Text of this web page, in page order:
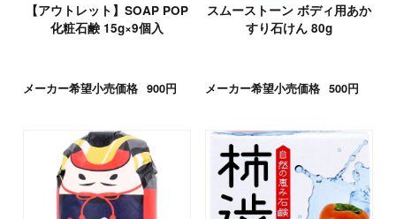
【アウトレット】SOAP POP
化粧石鹸 15g×9個入
メーカー希望小売価格 900円
スムーストーン ボディ用あか
すり石けん 80g
メーカー希望小売価格 500円